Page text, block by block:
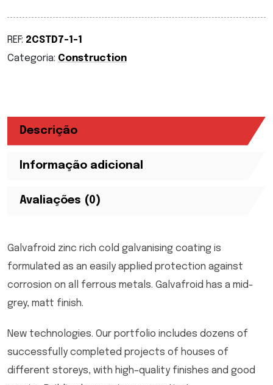
REF: 2CSTD7-1-1
Categoria: Construction
Descrição
Informação adicional
Avaliações (0)
Galvafroid zinc rich cold galvanising coating is
formulated as an easily applied protection against
corrosion on all ferrous metals. Galvafroid has a mid-
grey, matt finish.
New technologies. Our portfolio includes dozens of
successfully completed projects of houses of
different storeys, with high–quality finishes and good